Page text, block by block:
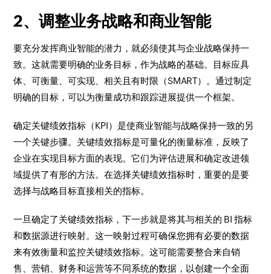
2、调整业务战略和商业智能
要充分发挥商业智能的潜力，就必须使其与企业战略保持一
致。这就需要明确的业务目标，作为战略的基础。目标应具
体、可衡量、可实现、相关且有时限（SMART）。通过制定
明确的目标，可以为衡量成功和跟踪进展提供一个框架。
确定关键绩效指标（KPI）是使商业智能与战略保持一致的另
一个关键步骤。关键绩效指标是可量化的衡量标准，反映了
企业在实现目标方面的表现。它们为评估进展和确定改进领
域提供了有形的方法。在选择关键绩效指标时，重要的是要
选择与战略目标直接相关的指标。
一旦确定了关键绩效指标，下一步就是将其与相关的 BI 指标
和数据源进行映射。这一映射过程可确保您拥有必要的数据
来有效衡量和监控关键绩效指标。这可能需要整合来自销
售、营销、财务和运营等不同系统的数据，以创建一个全面